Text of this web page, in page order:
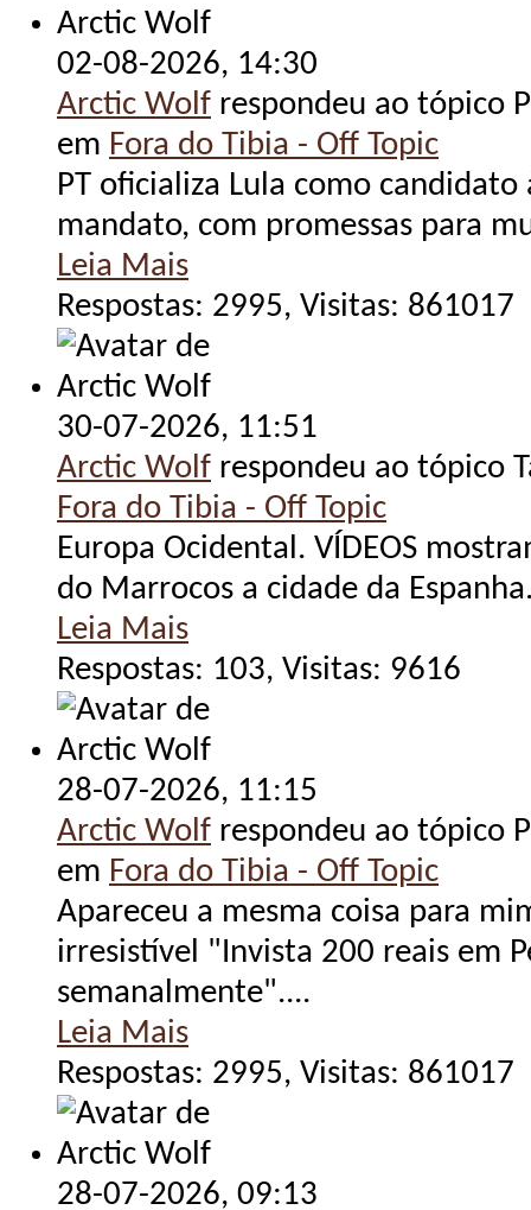
02-08-2026, 14:30
Arctic Wolf respondeu ao tópico
em Fora do Tibia - Off Topic
PT oficializa Lula como candidato
mandato, com promessas para
Leia Mais
Respostas: 2995, Visitas: 861017
30-07-2026, 11:51
Arctic Wolf respondeu ao tópico
Fora do Tibia - Off Topic
Europa Ocidental. VÍDEOS
do Marrocos a cidade da
Leia Mais
Respostas: 103, Visitas: 9616
28-07-2026, 11:15
Arctic Wolf respondeu ao tópico
em Fora do Tibia - Off Topic
Apareceu a mesma coisa para
irresistível "Invista 200 reais em
semanalmente"....
Leia Mais
Respostas: 2995, Visitas: 861017
28-07-2026, 09:13